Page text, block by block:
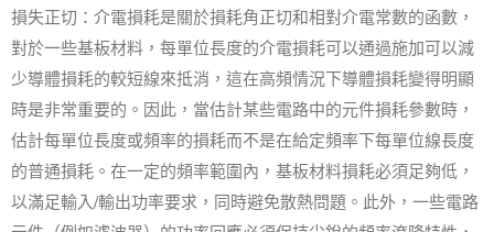
損失正切：介電損耗是關於損耗角正切和相對介電常數的函數，
對於一些基板材料，每單位長度的介電損耗可以通過施加可以減
少導體損耗的較短線來抵消，這在高頻情況下導體損耗變得明顯
時是非常重要的。因此，當估計某些電路中的元件損耗參數時，
估計每單位長度或頻率的損耗而不是在給定頻率下每單位線長度
的普通損耗。在一定的頻率範圍內，基板材料損耗必須足夠低，
以滿足輸入/輸出功率要求，同時避免散熱問題。此外，一些電路